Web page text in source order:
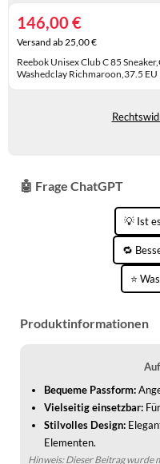
LAUFSCHUHE
OUTDOOR-SCHUHE
SCHUHZUBEHÖR
TASCHEN-ZUBEHÖR
Reebok Unisex Club C 85
Washedclay Richmaroon,37.5 EU
146,00 €
Versand ab 25,00 €
🤖 Frage ChatGPT
💡 Ist
🔁
⭐
Produktinformationen
Bequeme Passform:
Vielseitig einsetzbar:
Stilvolles Design:
Elementen.
Hinweis: Dieser Beitrag wurde